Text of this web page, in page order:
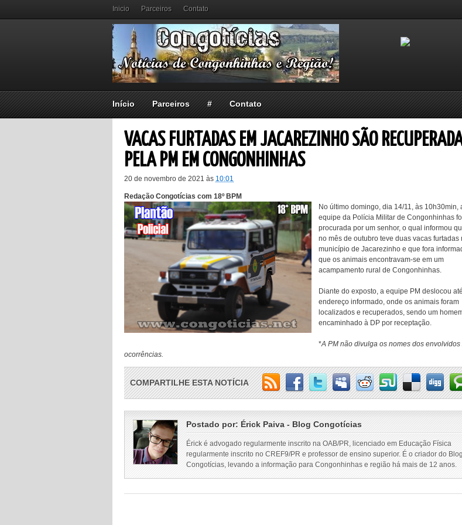
Inicio Parceiros Contato
Início Parceiros # Contato
VACAS FURTADAS EM JACAREZINHO SÃO
PELA PM EM CONGONHINHAS
20 de novembro de 2021 às 10:01
Redação Congotícias com 18º BPM
No último domingo, dia 14/11, às 10h30min,
equipe da Polícia Militar de Congonhinhas
procurada por um senhor, o qual informou
no mês de outubro teve duas vacas furtadas
município de Jacarezinho e que fora
que os animais encontravam-se em um
acampamento rural de Congonhinhas.
Diante do exposto, a equipe PM deslocou
endereço informado, onde os animais foram
localizados e recuperados, sendo um
encaminhado à DP por receptação.
*A PM não divulga os nomes dos envolvidos
ocorrências.
COMPARTILHE ESTA NOTÍCIA
Postado por: Érick Paiva - Blog Congotícias
Érick é advogado regularmente inscrito na OAB/PR, licenciado em Educação Física
regularmente inscrito no CREF9/PR e professor de ensino superior. É o criador do Blog
Congotícias, levando a informação para Congonhinhas e região há mais de 12 anos.